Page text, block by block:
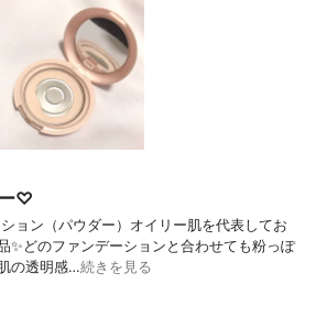
♡
ョン（パウダー）オイリー肌を代表してお
✨どのファンデーションと合わせても粉っぽ
の透明感…続きを見る